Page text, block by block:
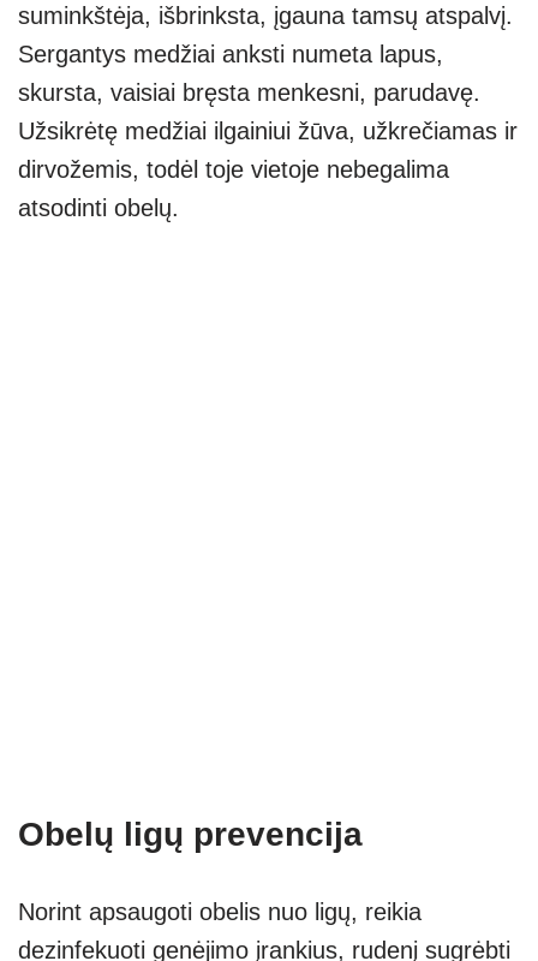
suminkštėja, išbrinksta, įgauna tamsų atspalvį.
Sergantys medžiai anksti numeta lapus,
skursta, vaisiai bręsta menkesni, parudavę.
Užsikrėtę medžiai ilgainiui žūva, užkrečiamas ir
dirvožemis, todėl toje vietoje nebegalima
atsodinti obelų.
Obelų ligų prevencija
Norint apsaugoti obelis nuo ligų, reikia
dezinfekuoti genėjimo įrankius, rudenį sugrėbti